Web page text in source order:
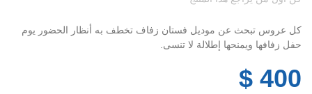
كل عروس تبحث عن موديل فستان زفاف تخطف به أنظار الحضور يوم
حفل زفافها ويمنحها إطلالة لا تنسى.
400 $